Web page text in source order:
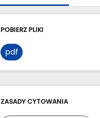
POBIERZ PLIKI
pdf
ZASADY CYTOWANIA